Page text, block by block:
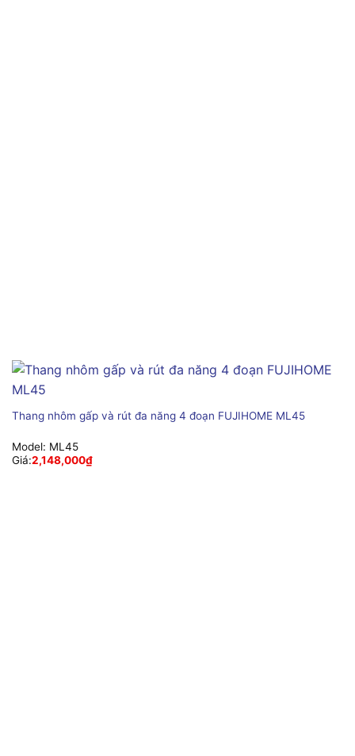
Thang nhôm gấp và rút đa năng 4 đoạn FUJIHOME ML45
Model: ML45
Giá:2,148,000₫